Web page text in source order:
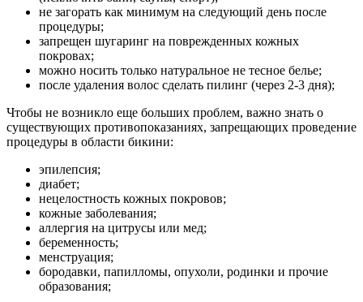
не загорать как минимум на следующий день после
процедуры;
запрещен шугаринг на поврежденных кожных
покровах;
можно носить только натуральное не тесное белье;
после удаления волос сделать пилинг (через 2-3 дня);
Чтобы не возникло еще больших проблем, важно знать о
существующих противопоказаниях, запрещающих проведение
процедуры в области бикини:
эпилепсия;
диабет;
нецелостность кожных покровов;
кожные заболевания;
аллергия на цитрусы или мед;
беременность;
менструация;
бородавки, папилломы, опухоли, родинки и прочие
образования;